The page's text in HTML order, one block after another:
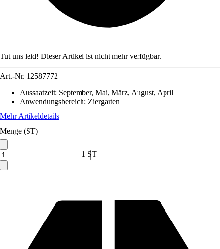
Tut uns leid! Dieser Artikel ist nicht mehr verfügbar.
Art.-Nr. 12587772
Aussaatzeit: September, Mai, März, August, April
Anwendungsbereich: Ziergarten
Mehr Artikeldetails
Menge (ST)
1 ST